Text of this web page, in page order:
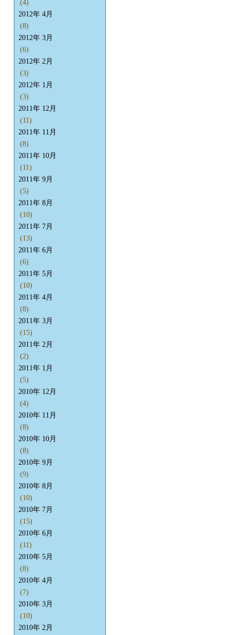
(4)
2012年 4月
(8)
2012年 3月
(6)
2012年 2月
(3)
2012年 1月
(3)
2011年 12月
(11)
2011年 11月
(8)
2011年 10月
(11)
2011年 9月
(5)
2011年 8月
(10)
2011年 7月
(13)
2011年 6月
(6)
2011年 5月
(10)
2011年 4月
(8)
2011年 3月
(15)
2011年 2月
(2)
2011年 1月
(5)
2010年 12月
(4)
2010年 11月
(8)
2010年 10月
(8)
2010年 9月
(9)
2010年 8月
(10)
2010年 7月
(15)
2010年 6月
(11)
2010年 5月
(8)
2010年 4月
(7)
2010年 3月
(10)
2010年 2月